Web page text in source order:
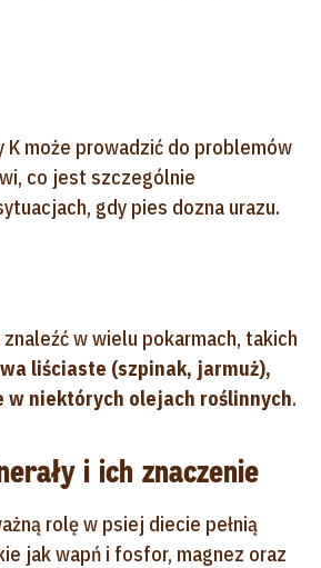
K może prowadzić do problemów
co jest szczególnie
gdy pies dozna urazu.
znaleźć w wielu pokarmach, takich
liściaste (szpinak, jarmuż),
w niektórych olejach roślinnych.
i ich znaczenie
rolę w psiej diecie pełnią
jak wapń i fosfor, magnez oraz